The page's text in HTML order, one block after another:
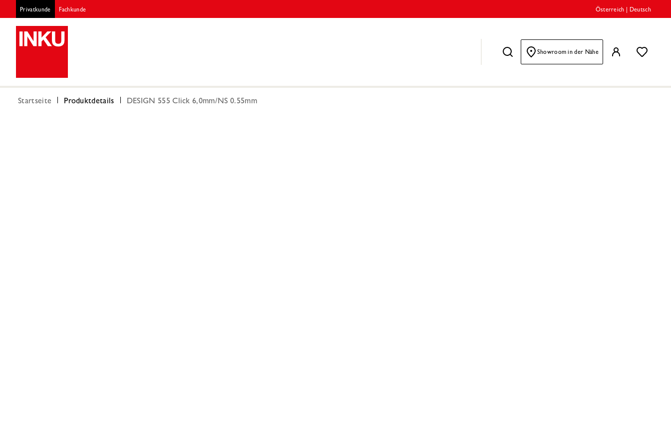
Privatkunde Fachkunde Österreich Deutsch
Showroom in der Nähe
Startseite Produktdetails DESIGN 555 Click 6,0mm/NS 0.55mm